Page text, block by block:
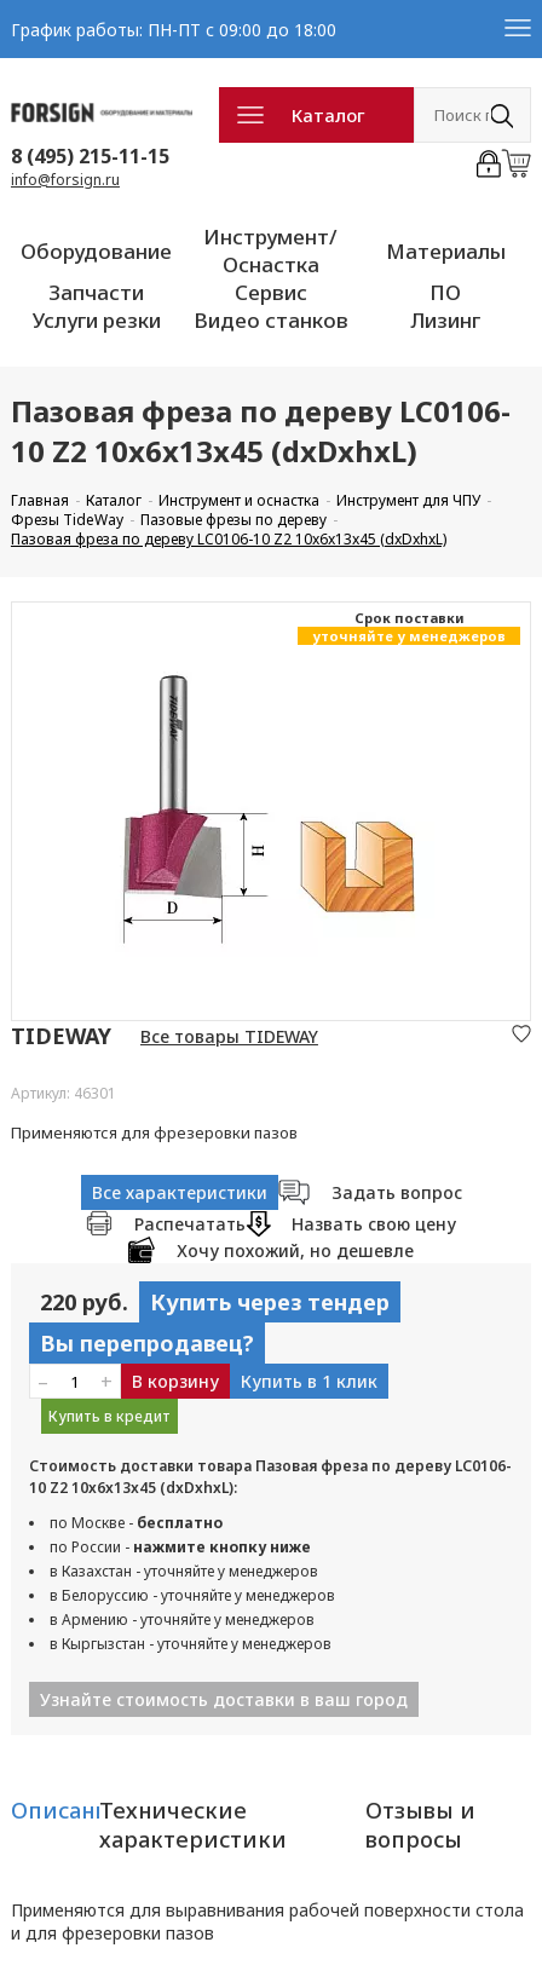
График работы: ПН-ПТ с 09:00 до 18:00
Каталог
8 (495) 215-11-15
info@forsign.ru
Оборудование
Инструмент/
Оснастка
Материалы
Запчасти
Сервис
ПО
Услуги резки
Видео станков Лизинг
Пазовая фреза по дереву LC0106-
10 Z2 10x6x13x45 (dxDxhxL)
Главная Каталог Инструмент и оснастка
Инструмент для ЧПУ
Фрезы TideWay
Пазовые фрезы по дереву
Пазовая фреза по дереву LC0106-10 Z2 10x6x13x45 (dxDxhxL)
Cрок поставки
уточняйте у менеджеров
TIDEWAY Все товары TIDEWAY
Артикул: 46301
Применяются для фрезеровки пазов
Все характеристики
Задать вопрос
Распечатать
Назвать свою цену
Хочу похожий, но дешевле
220 руб.
Купить через тендер
Вы перепродавец?
– + В корзину Купить в 1 клик
Купить в кредит
Стоимость доставки товара Пазовая фреза по дереву LC0106-
10 Z2 10x6x13x45 (dxDxhxL):
по Москве - бесплатно
по России - нажмите кнопку ниже
в Казахстан - уточняйте у менеджеров
в Белоруссию - уточняйте у менеджеров
в Армению - уточняйте у менеджеров
в Кыргызстан - уточняйте у менеджеров
Узнайте стоимость доставки в ваш город
ОписаниеТехнические
характеристики
Отзывы и
вопросы
Применяются для выравнивания рабочей поверхности стола
и для фрезеровки пазов